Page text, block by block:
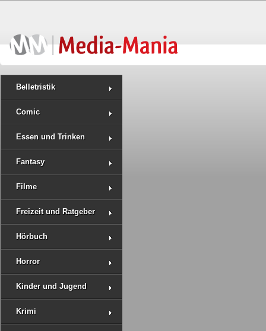
Belletristik
Comic
Essen und Trinken
Fantasy
Filme
Freizeit und Ratgeber
Hörbuch
Horror
Kinder und Jugend
Krimi